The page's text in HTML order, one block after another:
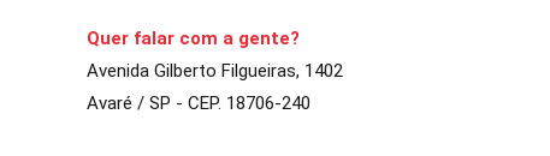
Quer falar com a gente?
Avenida Gilberto Filgueiras, 1402
Avaré / SP - CEP. 18706-240